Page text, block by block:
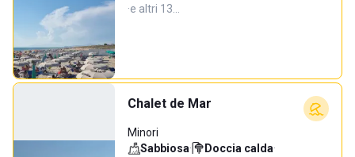
·e altri 13…
Chalet de Mar
Minori
Sabbiosa· Doccia calda·